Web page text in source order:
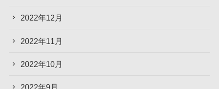
2022年12月
2022年11月
2022年10月
2022年9月